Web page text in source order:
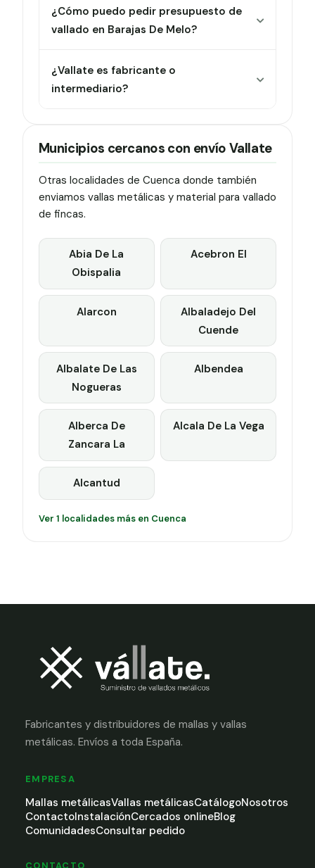
¿Cómo puedo pedir presupuesto de
vallado en Barajas De Melo?
¿Vallate es fabricante o
intermediario?
Municipios cercanos con envío Vallate
Otras localidades de Cuenca donde también
enviamos vallas metálicas y material para vallado
de fincas.
Abia De La
Obispalia
Acebron El
Alarcon
Albaladejo Del
Cuende
Albalate De Las
Nogueras
Albendea
Alberca De
Zancara La
Alcala De La Vega
Alcantud
Ver 1 localidades más en Cuenca
Fabricantes y distribuidores de mallas y vallas
metálicas. Envíos a toda España.
EMPRESA
Mallas metálicasVallas metálicasCatálogoNosotros
ContactoInstalaciónCercados onlineBlog
ComunidadesConsultar pedido